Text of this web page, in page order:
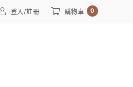
登入/註冊 購物車 0